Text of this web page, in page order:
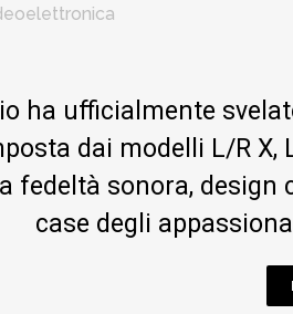
ha ufficialmente
dai modelli L/R X,
fedeltà sonora,
case degli